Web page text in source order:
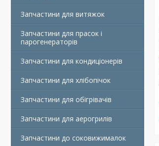
Запчастини для витяжок
Запчастини для прасок і
парогенераторів
Запчастини для кондиціонерів
Запчастини для хлібопічок
Запчастини для обігрівачів
Запчастини для аерогрилів
Запчастини до соковижималок